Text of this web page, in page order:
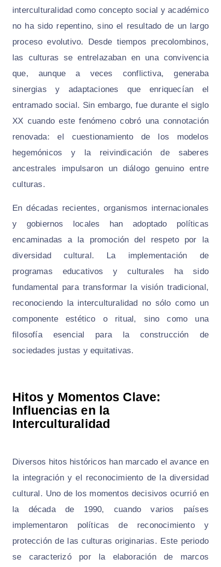
interculturalidad como concepto social y académico
no ha sido repentino, sino el resultado de un largo
proceso evolutivo. Desde tiempos precolombinos,
las culturas se entrelazaban en una convivencia
que, aunque a veces conflictiva, generaba
sinergias y adaptaciones que enriquecían el
entramado social. Sin embargo, fue durante el siglo
XX cuando este fenómeno cobró una connotación
renovada: el cuestionamiento de los modelos
hegemónicos y la reivindicación de saberes
ancestrales impulsaron un diálogo genuino entre
culturas.
En décadas recientes, organismos internacionales
y gobiernos locales han adoptado políticas
encaminadas a la promoción del respeto por la
diversidad cultural. La implementación de
programas educativos y culturales ha sido
fundamental para transformar la visión tradicional,
reconociendo la interculturalidad no sólo como un
componente estético o ritual, sino como una
filosofía esencial para la construcción de
sociedades justas y equitativas.
Hitos y Momentos Clave:
Influencias en la
Interculturalidad
Diversos hitos históricos han marcado el avance en
la integración y el reconocimiento de la diversidad
cultural. Uno de los momentos decisivos ocurrió en
la década de 1990, cuando varios países
implementaron políticas de reconocimiento y
protección de las culturas originarias. Este periodo
se caracterizó por la elaboración de marcos